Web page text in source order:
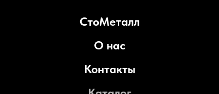
СтоМеталл
О нас
Контакты